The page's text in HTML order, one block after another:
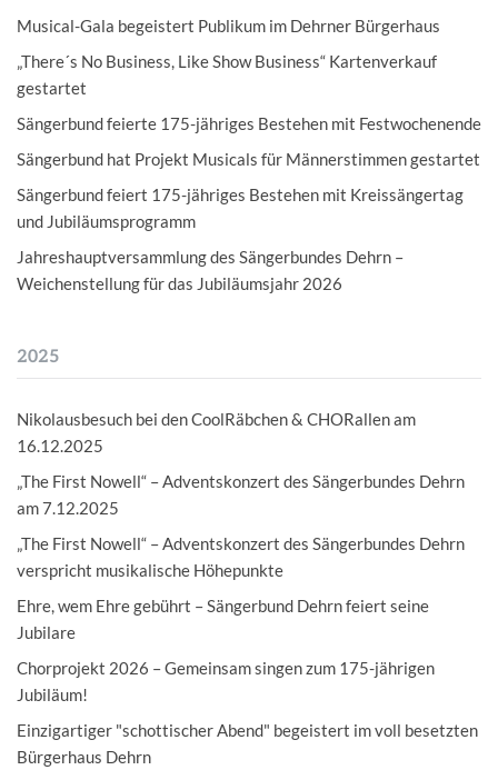
Musical-Gala begeistert Publikum im Dehrner Bürgerhaus
„There´s No Business, Like Show Business“ Kartenverkauf
gestartet
Sängerbund feierte 175-jähriges Bestehen mit Festwochenende
Sängerbund hat Projekt Musicals für Männerstimmen gestartet
Sängerbund feiert 175-jähriges Bestehen mit Kreissängertag
und Jubiläumsprogramm
Jahreshauptversammlung des Sängerbundes Dehrn –
Weichenstellung für das Jubiläumsjahr 2026
2025
Nikolausbesuch bei den CoolRäbchen & CHORallen am
16.12.2025
„The First Nowell“ – Adventskonzert des Sängerbundes Dehrn
am 7.12.2025
„The First Nowell“ – Adventskonzert des Sängerbundes Dehrn
verspricht musikalische Höhepunkte
Ehre, wem Ehre gebührt – Sängerbund Dehrn feiert seine
Jubilare
Chorprojekt 2026 – Gemeinsam singen zum 175-jährigen
Jubiläum!
Einzigartiger "schottischer Abend" begeistert im voll besetzten
Bürgerhaus Dehrn